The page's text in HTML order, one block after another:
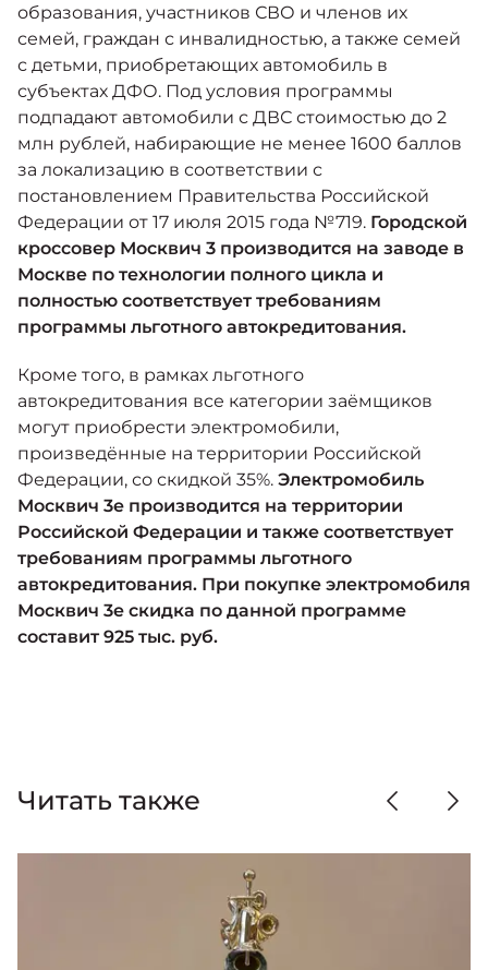
образования, участников СВО и членов их
семей, граждан с инвалидностью, а также семей
с детьми, приобретающих автомобиль в
субъектах ДФО. Под условия программы
подпадают автомобили с ДВС стоимостью до 2
млн рублей, набирающие не менее 1600 баллов
за локализацию в соответствии с
постановлением Правительства Российской
Федерации от 17 июля 2015 года №719. Городской
кроссовер Москвич 3 производится на заводе в
Москве по технологии полного цикла и
полностью соответствует требованиям
программы льготного автокредитования.
Кроме того, в рамках льготного
автокредитования все категории заёмщиков
могут приобрести электромобили,
произведённые на территории Российской
Федерации, со скидкой 35%. Электромобиль
Москвич 3е производится на территории
Российской Федерации и также соответствует
требованиям программы льготного
автокредитования. При покупке электромобиля
Москвич 3е скидка по данной программе
составит 925 тыс. руб.
Читать также